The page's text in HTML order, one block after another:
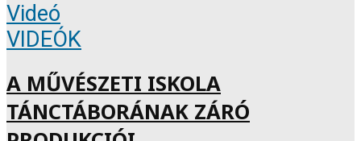
Videó
VIDEÓK
A MŰVÉSZETI ISKOLA
TÁNCTÁBORÁNAK ZÁRÓ